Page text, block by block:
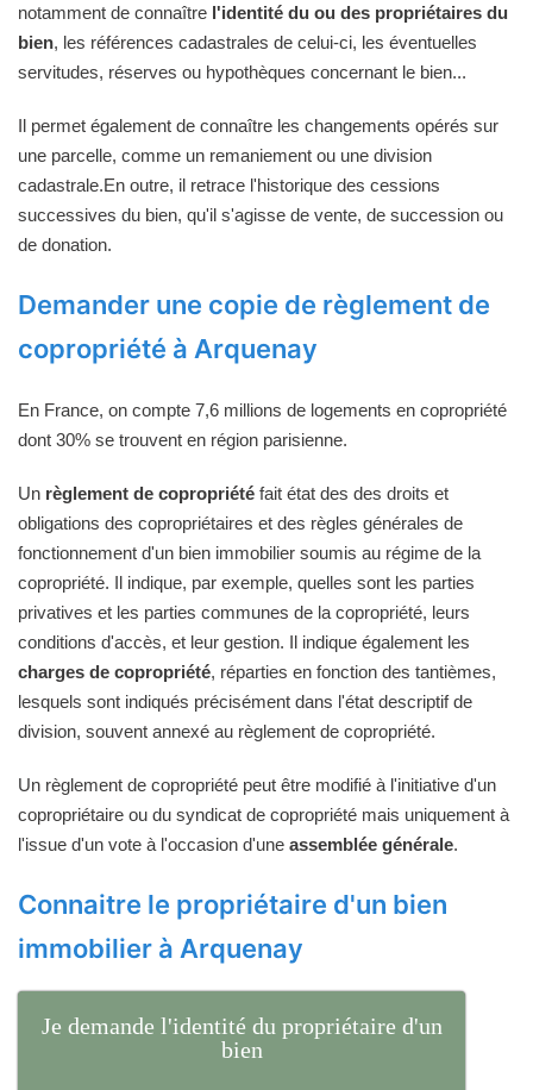
notamment de connaître l'identité du ou des propriétaires du
bien, les références cadastrales de celui-ci, les éventuelles
servitudes, réserves ou hypothèques concernant le bien...
Il permet également de connaître les changements opérés sur
une parcelle, comme un remaniement ou une division
cadastrale.En outre, il retrace l'historique des cessions
successives du bien, qu'il s'agisse de vente, de succession ou
de donation.
Demander une copie de règlement de
copropriété à Arquenay
En France, on compte 7,6 millions de logements en copropriété
dont 30% se trouvent en région parisienne.
Un règlement de copropriété fait état des des droits et
obligations des copropriétaires et des règles générales de
fonctionnement d'un bien immobilier soumis au régime de la
copropriété. Il indique, par exemple, quelles sont les parties
privatives et les parties communes de la copropriété, leurs
conditions d'accès, et leur gestion. Il indique également les
charges de copropriété, réparties en fonction des tantièmes,
lesquels sont indiqués précisément dans l'état descriptif de
division, souvent annexé au règlement de copropriété.
Un règlement de copropriété peut être modifié à l'initiative d'un
copropriétaire ou du syndicat de copropriété mais uniquement à
l'issue d'un vote à l'occasion d'une assemblée générale.
Connaitre le propriétaire d'un bien
immobilier à Arquenay
Je demande l'identité du propriétaire d'un
bien